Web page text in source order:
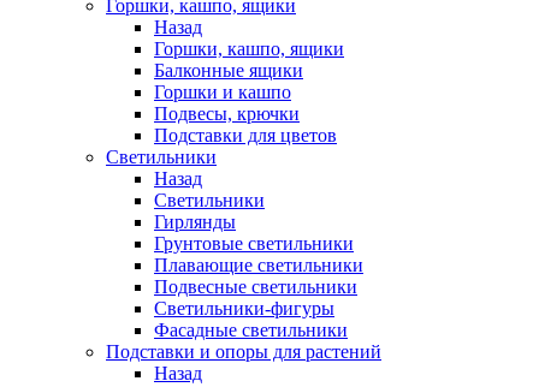
Горшки, кашпо, ящики
Назад
Горшки, кашпо, ящики
Балконные ящики
Горшки и кашпо
Подвесы, крючки
Подставки для цветов
Светильники
Назад
Светильники
Гирлянды
Грунтовые светильники
Плавающие светильники
Подвесные светильники
Светильники-фигуры
Фасадные светильники
Подставки и опоры для растений
Назад